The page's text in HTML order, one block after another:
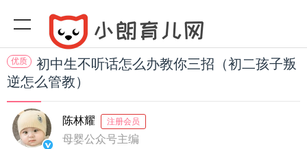
优质
初中生不听话怎么办教你三招（初二孩子叛
逆怎么管教）
陈林耀 注册会员
母婴公众号主编